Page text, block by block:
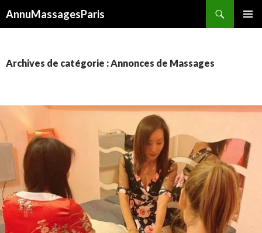
AnnuMassagesParis
Archives de catégorie : Annonces de Massages